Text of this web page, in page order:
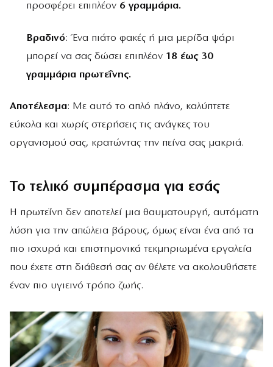
προσφέρει επιπλέον 6 γραμμάρια.
Βραδινό: Ένα πιάτο φακές ή μια μερίδα ψάρι
μπορεί να σας δώσει επιπλέον 18 έως 30
γραμμάρια πρωτεΐνης.
Αποτέλεσμα: Με αυτό το απλό πλάνο, καλύπτετε
εύκολα και χωρίς στερήσεις τις ανάγκες του
οργανισμού σας, κρατώντας την πείνα σας μακριά.
Το τελικό συμπέρασμα για εσάς
Η πρωτεΐνη δεν αποτελεί μια θαυματουργή, αυτόματη
λύση για την απώλεια βάρους, όμως είναι ένα από τα
πιο ισχυρά και επιστημονικά τεκμηριωμένα εργαλεία
που έχετε στη διάθεσή σας αν θέλετε να ακολουθήσετε
έναν πιο υγιεινό τρόπο ζωής.